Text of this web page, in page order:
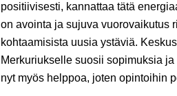
positiivisesti, kannattaa tätä
on avointa ja sujuva vuorovaikutus
kohtaamisista uusia ystäviä.
Merkuriukselle suosii sopimuksia
nyt myös helppoa, joten opintoihin